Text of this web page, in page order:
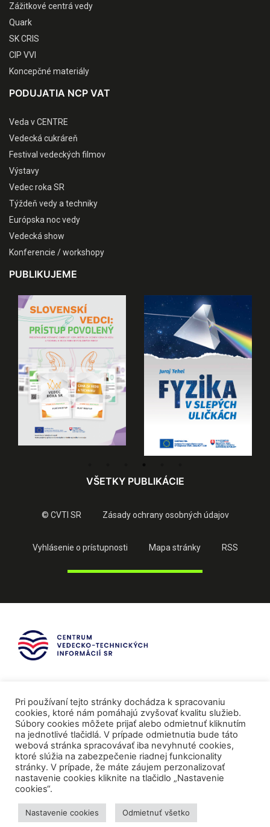
Zážitkové centrá vedy
Quark
SK CRIS
CIP VVI
Koncepčné materiály
PODUJATIA NCP VAT
Veda v CENTRE
Vedecká cukráreň
Festival vedeckých filmov
Výstavy
Vedec roka SR
Týždeň vedy a techniky
Európska noc vedy
Vedecká show
Konferencie / workshopy
PUBLIKUJEME
VŠETKY PUBLIKÁCIE
© CVTI SR Zásady ochrany osobných údajov
Vyhlásenie o prístupnosti Mapa stránky RSS
Mediálni partneri
Pri používaní tejto stránky dochádza k spracovaniu
cookies, ktoré nám pomáhajú zvyšovať kvalitu služieb.
Súbory cookies môžete prijať alebo odmietnuť kliknutím
na jednotlivé tlačidlá. V prípade odmietnutia bude táto
webová stránka spracovávať iba nevyhnuté cookies,
ktoré slúžia na zabezpečenie riadnej funkcionality
stránky. V prípade, že máte záujem perzonalizovať
nastavenie cookies kliknite na tlačidlo „Nastavenie
cookies“.
Nastavenie cookies Odmietnuť všetko